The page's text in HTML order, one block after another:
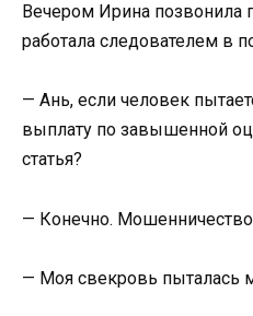
Вечером Ирина позвонила
работала следователем в
— Ань, если человек
выплату по завышенной
статья?
— Конечно.
— Моя свекровь пыталась